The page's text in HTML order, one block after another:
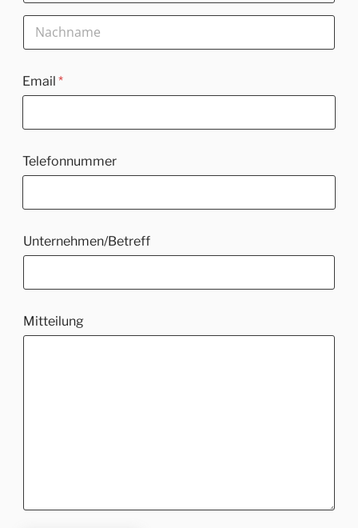
Email *
Telefonnummer
i
t
e
l
u
Unternehmen/Betreff
Mitteilung